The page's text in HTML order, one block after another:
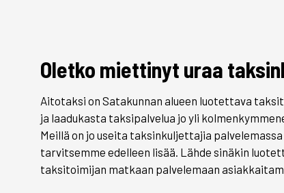
Oletko miettinyt uraa
Aitotaksi on Satakunnan alueen luotettava
ja laadukasta taksipalvelua jo yli
Meillä on jo useita taksinkuljettajia
tarvitsemme edelleen lisää. Lähde sinäkin
taksitoimijan matkaan palvelemaan